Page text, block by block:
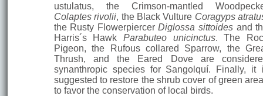
ustulatus, the Crimson-mantled
Colaptes rivolii, the Black Vulture Coragyps
the Rusty FlowerpiercerDiglossa sittoides and
Harris´s HawkParabuteo unicinctus. The
Pigeon, the Rufous collared Sparrow, the
Thrush, and the Eared Dove are
synanthropic species for Sangolquí. Finally, it
suggested to restore the shrub cover of green
to favor the conservation of local birds.